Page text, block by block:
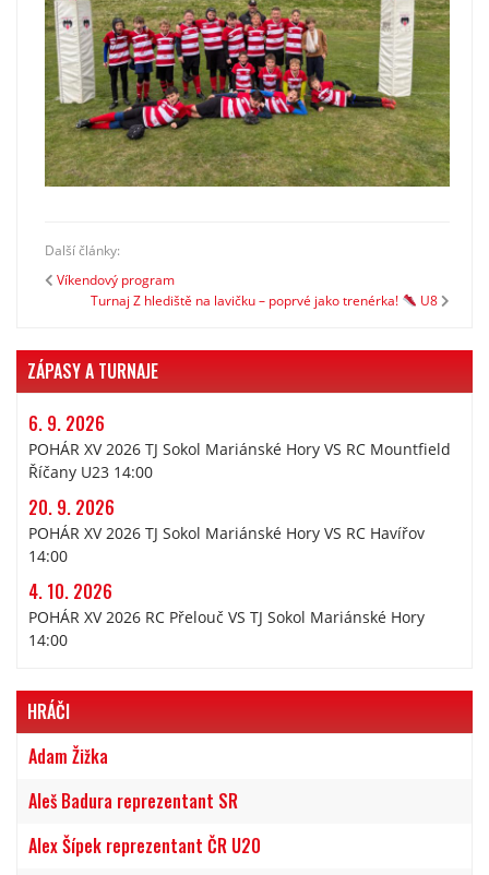
Další články:
Víkendový program
Turnaj Z hlediště na lavičku – poprvé jako trenérka!
U8
ZÁPASY A TURNAJE
6. 9. 2026
POHÁR XV 2026 TJ Sokol Mariánské Hory VS RC Mountfield
Říčany U23 14:00
20. 9. 2026
POHÁR XV 2026 TJ Sokol Mariánské Hory VS RC Havířov
14:00
4. 10. 2026
POHÁR XV 2026 RC Přelouč VS TJ Sokol Mariánské Hory
14:00
HRÁČI
Adam Žižka
Aleš Badura reprezentant SR
Alex Šípek reprezentant ČR U20